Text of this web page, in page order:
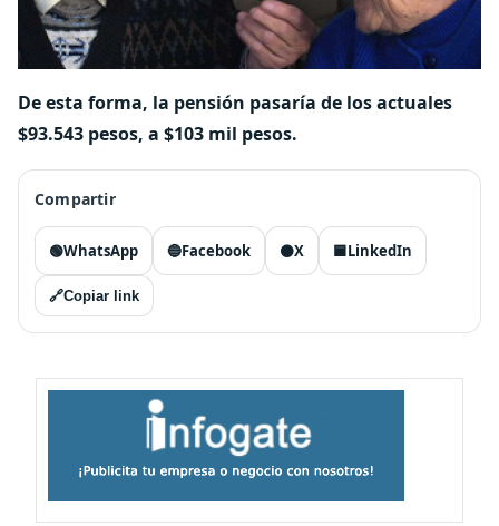
De esta forma, la pensión pasaría de los actuales
$93.543 pesos, a $103 mil pesos.
Compartir
🟢WhatsApp 🔵Facebook ⚫X 🟦LinkedIn
🔗Copiar link